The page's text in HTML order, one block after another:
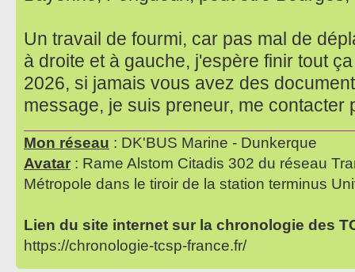
Un travail de fourmi, car pas mal de
à droite et à gauche, j'espère finir tout
2026, si jamais vous avez des
message, je suis preneur, me contacter
Mon réseau : DK'BUS Marine - Dunkerque
Avatar : Rame Alstom Citadis 302 du réseau
Métropole dans le tiroir de la station terminus
Lien du site internet sur la chronologie des
https://chronologie-tcsp-france.fr/